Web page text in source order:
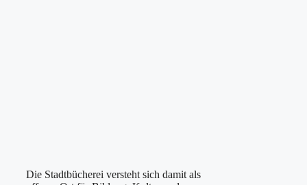
Die Stadtbücherei versteht sich damit als